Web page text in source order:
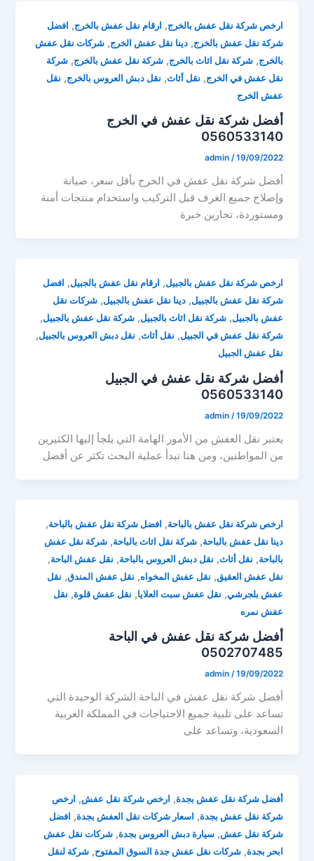
ارخص شركة نقل عفش بالخرج, ارقام نقل عفش بالخرج, افضل
شركة نقل عفش بالخرج,دينا نقل عفش الخرج,شركات نقل عفش
بالخرج,شركة نقل اثاث بالخرج,شركة نقل عفش بالخرج,شركة
نقل عفش في الخرج, نقل أثاث, نقل دبش العروس بالخرج, نقل
عفش الخرج
أفضل شركة نقل عفش في الخرج
0560533140
admin /19/09/2022
أفضل شركة نقل عفش في الخرج بأقل سعر، صيانة
وإصلاح جميع الغرف قبل التركيب واستخدام منتجات أمنة
ومستوردة، تجارين خبرة
ارخص شركة نقل عفش بالجبيل, ارقام نقل عفش بالجبيل, افضل
شركة نقل عفش بالجبيل,دينا نقل عفش بالجبيل,شركات نقل
عفش بالجبيل,شركة نقل اثاث بالجبيل,شركة نقل عفش بالجبيل,
شركة نقل عفش في الجبيل, نقل أثاث, نقل دبش العروس بالجبيل,
نقل عفش الجبيل
أفضل شركة نقل عفش في الجبيل
0560533140
admin /19/09/2022
يعتبر نقل العفش من الأمور الهامة التي يلجأ إليها الكثيرين
من المواطنين، ومن هنا تبدأ عملية البحث تكثر عن أفضل
ارخص شركة نقل عفش بالباحة, افضل شركة نقل عفش بالباحة,
دينا نقل عفش بالباحة,شركة نقل اثاث بالباحة,شركة نقل عفش
بالباحة, نقل أثاث, نقل دبش العروس بالباحة, نقل عفش الباحة,
نقل عفش العقيق, نقل عفش المخواه, نقل عفش المندق, نقل
عفش بلجرشي, نقل عفش سبت العلايا, نقل عفش قلوة, نقل
عفش نمره
أفضل شركة نقل عفش في الباحة
0502707485
admin /19/09/2022
أفضل شركة نقل عفش في الباحة الشركة الوحيدة التي
تساعد على تلبية جميع الاحتياجات في المملكة العربية
السعودية، وتساعد على
أفضل شركة نقل عفش بجدة, ارخص شركة نقل عفش, ارخص
شركة نقل عفش بجدة, اسعار شركات نقل العفش بجدة, افضل
شركة نقل عفش,سيارة دبش العروس بجدة,شركات نقل عفش
ابحر بجدة,شركات نقل عفش جدة السوق المفتوح,شركة لنقل